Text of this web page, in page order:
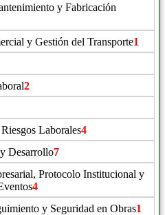
y Fabricación
y Gestión del Transporte1
2
Laborales4
Desarrollo7
Protocolo Institucional y
4
y Seguridad en Obras1